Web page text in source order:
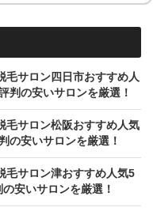
毛サロン四日市おすすめ人
判の安いサロンを厳選！
毛サロン松阪おすすめ人気
の安いサロンを厳選！
毛サロン津おすすめ人気5
安いサロンを厳選！